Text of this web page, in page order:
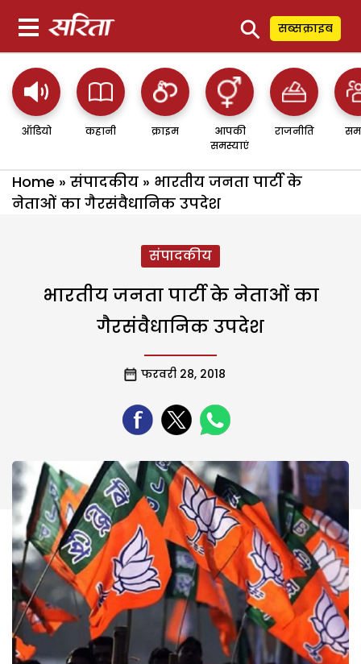
⚲ सब्सक्राइब
ऑडियो कहानी क्राइम
आपकी
समस्याएं
राजनीति
Home » संपादकीय » भारतीय जनता पार्टी के
नेताओं का गैरसंवैधानिक उपदेश
संपादकीय
भारतीय जनता पार्टी के नेताओं का
गैरसंवैधानिक उपदेश
फरवरी 28, 2018